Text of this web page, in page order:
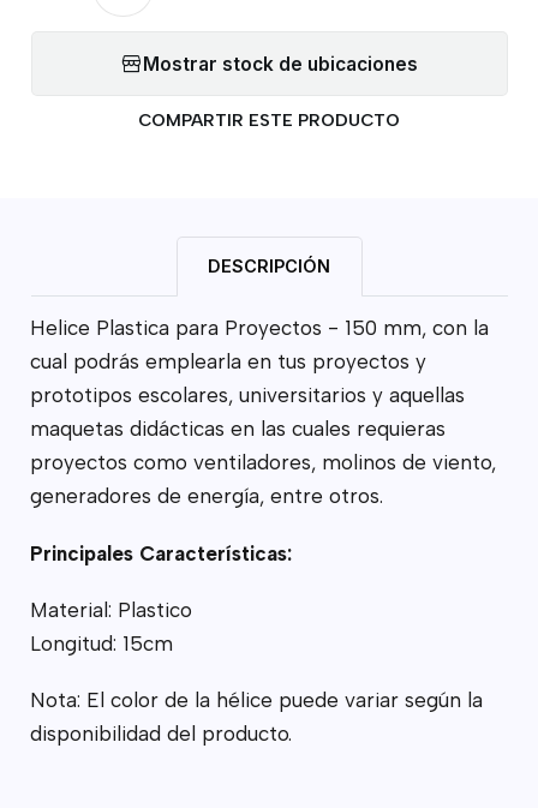
Mostrar stock de ubicaciones
COMPARTIR ESTE PRODUCTO
DESCRIPCIÓN
Helice Plastica para Proyectos - 150 mm, con la
cual podrás emplearla en tus proyectos y
prototipos escolares, universitarios y aquellas
maquetas didácticas en las cuales requieras
proyectos como ventiladores, molinos de viento,
generadores de energía, entre otros.
Principales Características:
Material: Plastico
Longitud: 15cm
Nota: El color de la hélice puede variar según la
disponibilidad del producto.